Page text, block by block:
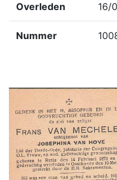
Overleden 16/
Nummer